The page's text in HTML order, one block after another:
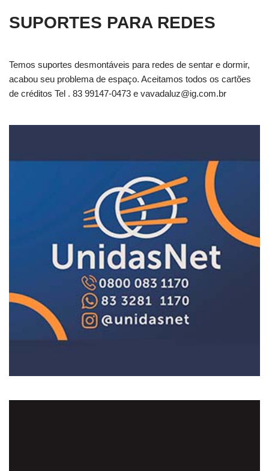
SUPORTES PARA REDES
Temos suportes desmontáveis para redes de sentar e dormir,
acabou seu problema de espaço. Aceitamos todos os cartões
de créditos Tel . 83 99147-0473 e vavadaluz@ig.com.br